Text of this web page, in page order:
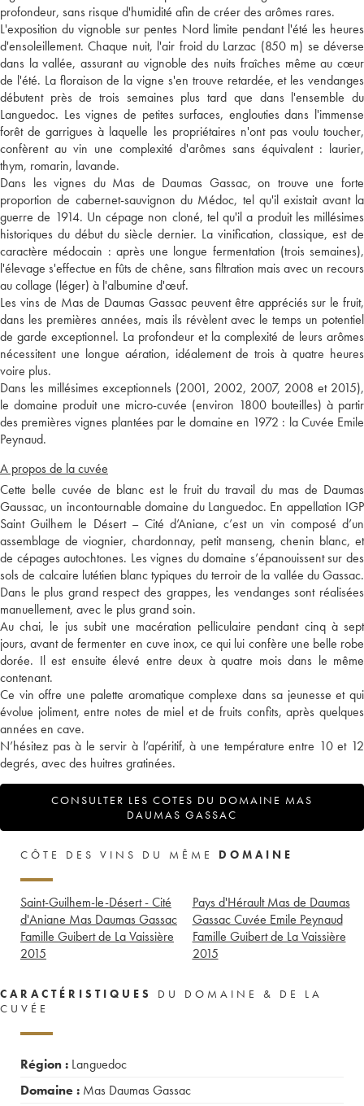
profondeur, sans risque d'humidité afin de créer des arômes rares.
L'exposition du vignoble sur pentes Nord limite pendant l'été les heures
d'ensoleillement. Chaque nuit, l'air froid du Larzac (850 m) se déverse
dans la vallée, assurant au vignoble des nuits fraîches même au cœur
de l'été. La floraison de la vigne s'en trouve retardée, et les vendanges
débutent près de trois semaines plus tard que dans l'ensemble du
Languedoc. Les vignes de petites surfaces, englouties dans l'immense
forêt de garrigues à laquelle les propriétaires n'ont pas voulu toucher,
confèrent au vin une complexité d'arômes sans équivalent : laurier,
thym, romarin, lavande.
Dans les vignes du Mas de Daumas Gassac, on trouve une forte
proportion de cabernet-sauvignon du Médoc, tel qu'il existait avant la
guerre de 1914. Un cépage non cloné, tel qu'il a produit les millésimes
historiques du début du siècle dernier. La vinification, classique, est de
caractère médocain : après une longue fermentation (trois semaines),
l'élevage s'effectue en fûts de chêne, sans filtration mais avec un recours
au collage (léger) à l'albumine d'œuf.
Les vins de Mas de Daumas Gassac peuvent être appréciés sur le fruit,
dans les premières années, mais ils révèlent avec le temps un potentiel
de garde exceptionnel. La profondeur et la complexité de leurs arômes
nécessitent une longue aération, idéalement de trois à quatre heures
voire plus.
Dans les millésimes exceptionnels (2001, 2002, 2007, 2008 et 2015),
le domaine produit une micro-cuvée (environ 1800 bouteilles) à partir
des premières vignes plantées par le domaine en 1972 : la Cuvée Emile
Peynaud.
A propos de la cuvée
Cette belle cuvée de blanc est le fruit du travail du mas de Daumas
Gaussac, un incontournable domaine du Languedoc. En appellation IGP
Saint Guilhem le Désert – Cité d’Aniane, c’est un vin composé d’un
assemblage de viognier, chardonnay, petit manseng, chenin blanc, et
de cépages autochtones. Les vignes du domaine s’épanouissent sur des
sols de calcaire lutétien blanc typiques du terroir de la vallée du Gassac.
Dans le plus grand respect des grappes, les vendanges sont réalisées
manuellement, avec le plus grand soin.
Au chai, le jus subit une macération pelliculaire pendant cinq à sept
jours, avant de fermenter en cuve inox, ce qui lui confère une belle robe
dorée. Il est ensuite élevé entre deux à quatre mois dans le même
contenant.
Ce vin offre une palette aromatique complexe dans sa jeunesse et qui
évolue joliment, entre notes de miel et de fruits confits, après quelques
années en cave.
N’hésitez pas à le servir à l’apéritif, à une température entre 10 et 12
degrés, avec des huitres gratinées.
CONSULTER LES COTES DU DOMAINE MAS
DAUMAS GASSAC
CÔTE DES VINS DU MÊME DOMAINE
Saint-Guilhem-le-Désert - Cité
d'Aniane Mas Daumas Gassac
Famille Guibert de La Vaissière
2015
Pays d'Hérault Mas de Daumas
Gassac Cuvée Emile Peynaud
Famille Guibert de La Vaissière
2015
CARACTÉRISTIQUES
DU DOMAINE & DE LA
CUVÉE
Région : Languedoc
Domaine : Mas Daumas Gassac